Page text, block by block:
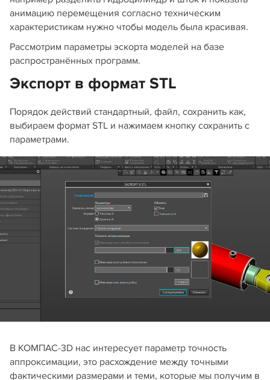
анимацию перемещения согласно техническим
характеристикам нужно чтобы модель была красивая.
Рассмотрим параметры эскорта моделей на базе
распространённых программ.
Экспорт в формат STL
Порядок действий стандартный, файл, сохранить как,
выбираем формат STL и нажимаем кнопку сохранить с
параметрами.
В КОМПАС-3D нас интересует параметр точность
аппроксимации, это расхождение между точными
фактическими размерами и теми, которые мы получим в